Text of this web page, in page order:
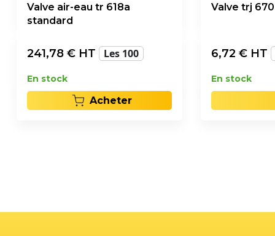
Valve air-eau tr 618a
standard
241,78 € HT Les 100
En stock
Acheter
Valve trj 670
6,72 € HT
En stock